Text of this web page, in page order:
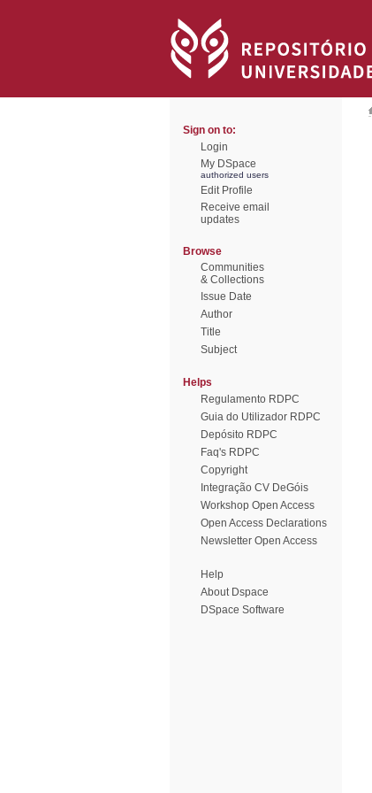
Sign on to:
Login
My DSpace
authorized users
Edit Profile
Receive email
updates
Browse
Communities
& Collections
Issue Date
Author
Title
Subject
Helps
Regulamento RDPC
Guia do Utilizador RDPC
Depósito RDPC
Faq's RDPC
Copyright
Integração CV DeGóis
Workshop Open Access
Open Access Declarations
Newsletter Open Access
Help
About Dspace
DSpace Software